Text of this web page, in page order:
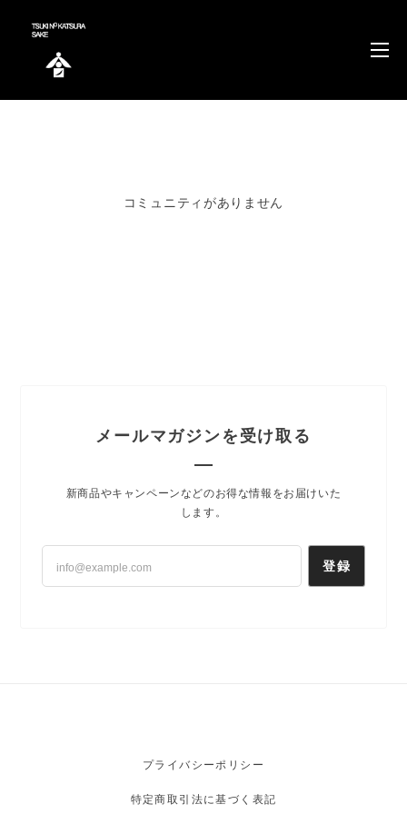
コミュニティがありません
メールマガジンを受け取る
新商品やキャンペーンなどのお得な情報をお届けいた
します。
登録
プライバシーポリシー
特定商取引法に基づく表記